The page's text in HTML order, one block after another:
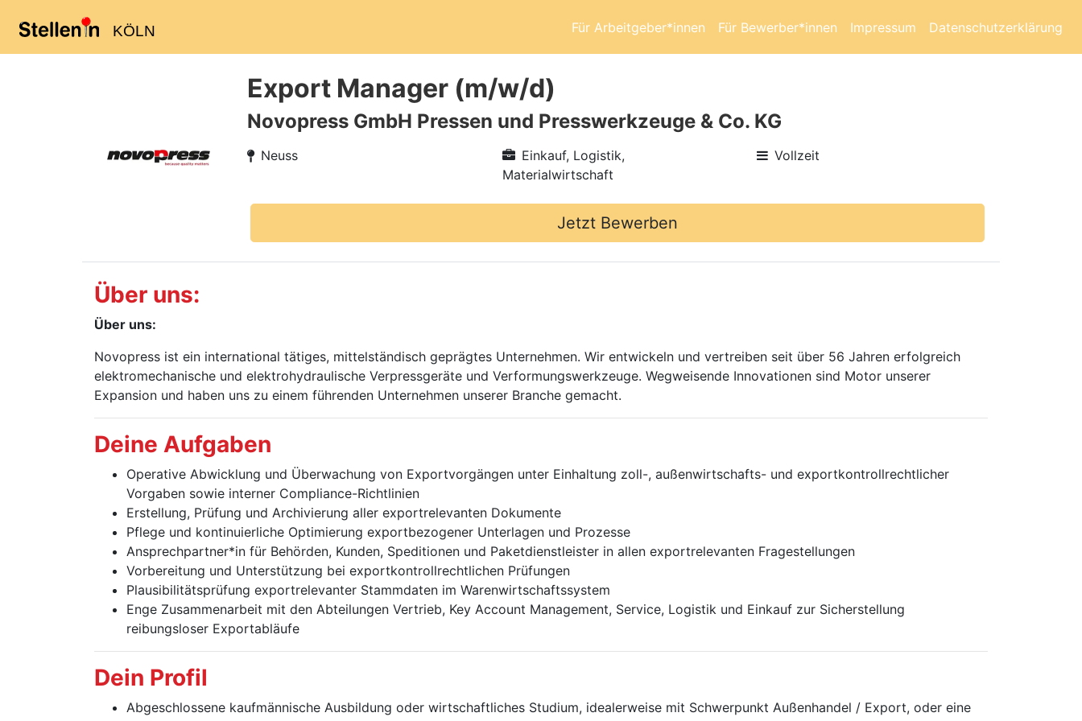
KÖLN Für Arbeitgeber*innen Für Bewerber*innen Impressum Datenschutzerklärung
Export Manager (m/w/d)
Novopress GmbH Pressen und Presswerkzeuge & Co. KG
Neuss
Einkauf, Logistik,
Materialwirtschaft
Vollzeit
Jetzt Bewerben
Über uns:
Über uns:
Novopress ist ein international tätiges, mittelständisch geprägtes Unternehmen. Wir entwickeln und vertreiben seit über 56 Jahren erfolgreich
elektro­mechanische und elektro­hydraulische Verpress­geräte und Verformungs­werkzeuge. Wegweisende Innovationen sind Motor unserer
Expansion und haben uns zu einem führenden Unternehmen unserer Branche gemacht.
Deine Aufgaben
Operative Abwicklung und Überwachung von Exportvorgängen unter Einhaltung zoll-, außenwirtschafts- und exportkontrollrechtlicher
Vorgaben sowie interner Compliance-Richtlinien
Erstellung, Prüfung und Archivierung aller exportrelevanten Dokumente
Pflege und kontinuierliche Optimierung exportbezogener Unterlagen und Prozesse
Ansprechpartner*in für Behörden, Kunden, Speditionen und Paketdienstleister in allen exportrelevanten Fragestellungen
Vorbereitung und Unterstützung bei exportkontrollrechtlichen Prüfungen
Plausibilitätsprüfung exportrelevanter Stammdaten im Warenwirtschaftssystem
Enge Zusammenarbeit mit den Abteilungen Vertrieb, Key Account Management, Service, Logistik und Einkauf zur Sicherstellung
reibungsloser Exportabläufe
Dein Profil
Abgeschlossene kaufmännische Ausbildung oder wirtschaftliches Studium, idealerweise mit Schwerpunkt Außenhandel / Export, oder eine